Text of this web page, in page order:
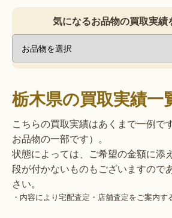
気になるお品物の買取実績
栃木県の買取実績一
こちらの買取実績はあくまで一例で
お品物の一部です）。
状態によっては、ご希望の金額に添
段が付かないものもございますので
さい。
・内容により宅配査定・店舗査定をご案内す